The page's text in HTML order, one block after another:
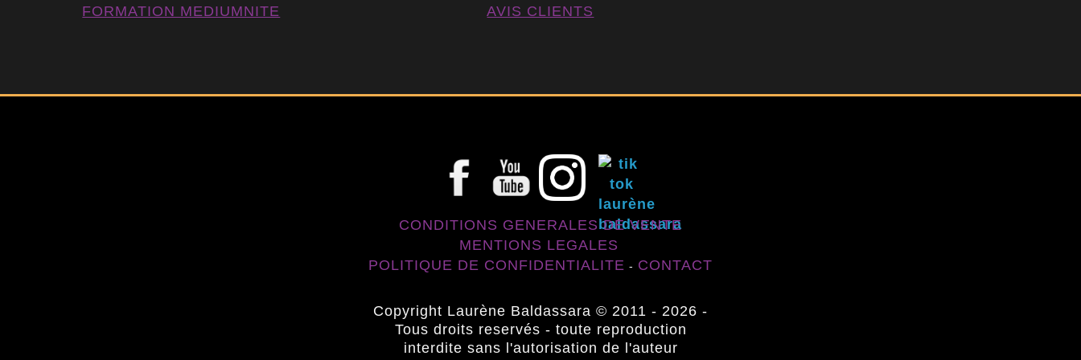
FORMATION MEDIUMNITE
AVIS CLIENTS
CONDITIONS GENERALES DE VENTE
MENTIONS LEGALES
POLITIQUE DE CONFIDENTIALITE - CONTACT
Copyright Laurène Baldassara © 2011 - 2026 -
Tous droits reservés - toute reproduction
interdite sans l'autorisation de l'auteur